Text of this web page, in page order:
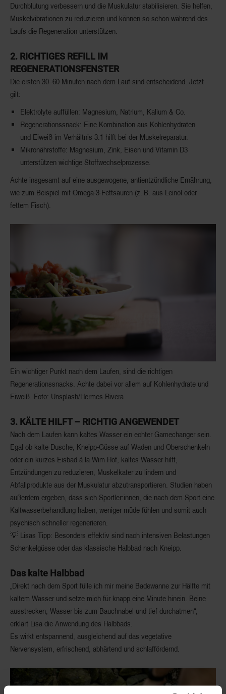
Durchblutung verbessern und die Muskulatur stabilisieren. Sie helfen,
Muskelvibrationen zu reduzieren und können so schon während des
Laufs die Regeneration unterstützen.
2. RICHTIGES REFILL IM
REGENERATIONSFENSTER
Die ersten 30–60 Minuten nach dem Lauf sind entscheidend. Jetzt
gilt:
Elektrolyte auffüllen: Magnesium, Natrium, Kalium & Co.
Regenerationssnack: Eine Kombination aus Kohlenhydraten
und Eiweiß im Verhältnis 3:1 hilft bei der Muskelreparatur.
Mikronährstoffe: Magnesium, Zink, Eisen und Vitamin D3
unterstützen wichtige Stoffwechselprozesse.
Achte insgesamt auf eine ausgewogene, antientzündliche Ernährung,
wie zum Beispiel mit Omega-3-Fettsäuren (z. B. aus Leinöl oder
fettem Fisch).
Ein wichtiger Punkt nach dem Laufen, sind die richtigen
Regenerationssnacks. Achte dabei vor allem auf Kohlenhydrate und
Eiweiß. Foto: Unsplash/Hermes Rivera
3. KÄLTE HILFT – RICHTIG ANGEWENDET
Nach dem Laufen kann kaltes Wasser ein echter Gamechanger sein.
Egal ob kalte Dusche, Kneipp-Güsse auf Waden und Oberschenkeln
oder ein kurzes Eisbad á la Wim Hof, kaltes Wasser hilft,
Entzündungen zu reduzieren, Muskelkater zu lindern und
Abfallprodukte aus der Muskulatur abzutransportieren. Studien haben
außerdem ergeben, dass sich Sportler:innen, die nach dem Sport eine
Kaltwasserbehandlung haben, weniger müde fühlen und somit auch
psychisch schneller regenerieren.
💡 Lisas Tipp: Besonders effektiv sind nach intensiven Belastungen
Schenkelgüsse oder das klassische Halbbad nach Kneipp.
Das kalte Halbbad
„Direkt nach dem Sport fülle ich mir meine Badewanne zur Hälfte mit
kaltem Wasser und setze mich für knapp eine Minute hinein. Beine
ausstrecken, Wasser bis zum Bauchnabel und tief durchatmen“,
erklärt Lisa die Anwendung des Halbbads.
Es wirkt entspannend, ausgleichend auf das vegetative
Nervensystem, erfrischend, abhärtend und schlaffördernd.